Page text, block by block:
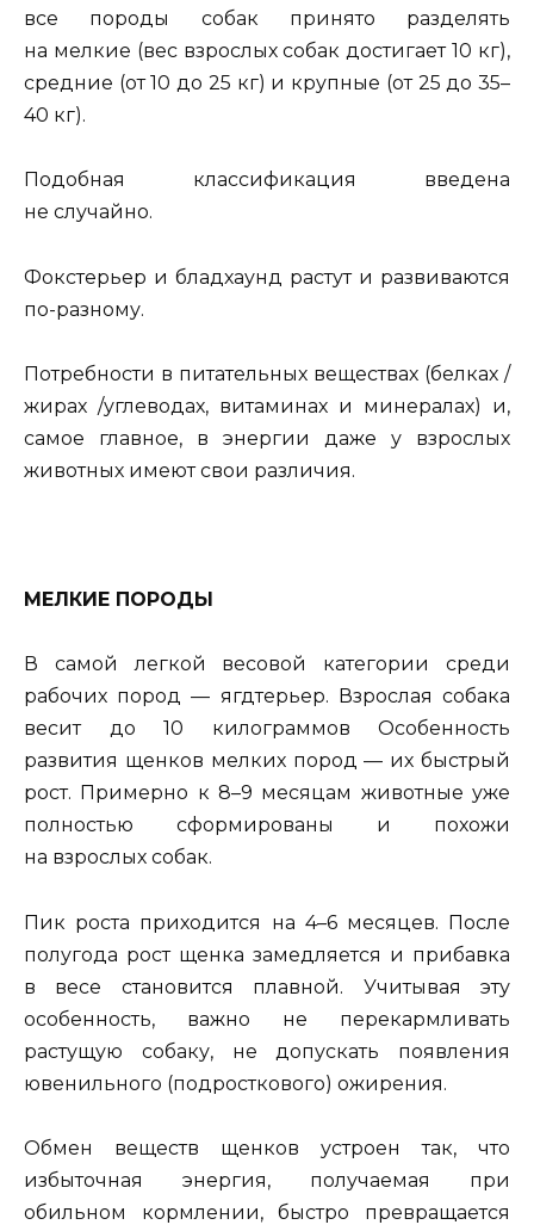
все породы собак принято разделять
на мелкие (вес взрослых собак достигает 10 кг),
средние (от 10 до 25 кг) и крупные (от 25 до 35–
40 кг).
Подобная классификация введена
не случайно.
Фокстерьер и бладхаунд растут и развиваются
по-разному.
Потребности в питательных веществах (белках /
жирах /углеводах, витаминах и минералах) и,
самое главное, в энергии даже у взрослых
животных имеют свои различия.
МЕЛКИЕ ПОРОДЫ
В самой легкой весовой категории среди
рабочих пород — ягдтерьер. Взрослая собака
весит до 10 килограммов Особенность
развития щенков мелких пород — их быстрый
рост. Примерно к 8–9 месяцам животные уже
полностью сформированы и похожи
на взрослых собак.
Пик роста приходится на 4–6 месяцев. После
полугода рост щенка замедляется и прибавка
в весе становится плавной. Учитывая эту
особенность, важно не перекармливать
растущую собаку, не допускать появления
ювенильного (подросткового) ожирения.
Обмен веществ щенков устроен так, что
избыточная энергия, получаемая при
обильном кормлении, быстро превращается